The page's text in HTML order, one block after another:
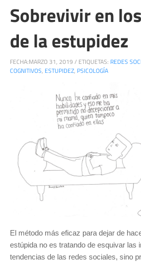
Sobrevivir en
de la estupidez
FECHA:MARZO 31, 2019 / ETIQUETAS: REDES
COGNITIVOS, ESTUPIDEZ, PSICOLOGÍA
El método más eficaz para dejar de
estúpida no es tratando de esquivar las
tendencias de las redes sociales, sino